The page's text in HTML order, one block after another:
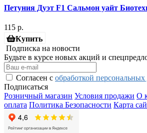
Петуния Дуэт F1 Сальмон уайт
115 р.
Купить
Подписка на новости
Будьте в курсе новых акций и
Согласен с обработкой
Подписаться
Розничный магазин Условия продажи О
оплата Политика Безопасности Карта